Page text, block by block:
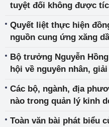
tuyệt đối không được
Quyết liệt thực hiện
nguồn cung ứng xăng
Bộ trưởng Nguyễn
hội về nguyên nhân,
Các bộ, ngành, địa
nào trong quản lý kinh
Toàn văn bài phát biểu